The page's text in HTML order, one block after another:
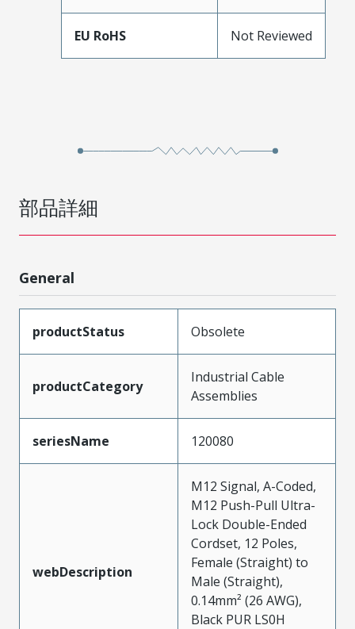
EU RoHS Not Reviewed
部品詳細
General
productStatus Obsolete
productCategory
Industrial Cable
Assemblies
seriesName 120080
webDescription
M12 Signal, A-Coded,
M12 Push-Pull Ultra-
Lock Double-Ended
Cordset, 12 Poles,
Female (Straight) to
Male (Straight),
0.14mm² (26 AWG),
Black PUR LS0H